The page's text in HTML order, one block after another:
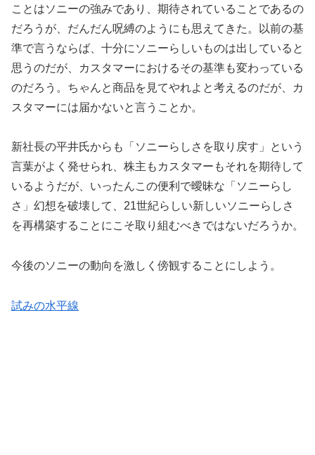
ことはソニーの強みであり、期待されていることであるの
だろうが、だんだん呪縛のようにも思えてきた。以前の基
準で言うならば、十分にソニーらしいものは出していると
思うのだが、カスタマーにおけるその基準も変わっている
のだろう。ちゃんと商品を見てやれよと考えるのだが、カ
スタマーには届かないと言うことか。
新社長の平井氏からも「ソニーらしさを取り戻す」という
言葉がよく発せられ、株主もカスタマーもそれを期待して
いるようだが、いったんこの便利で曖昧な「ソニーらし
さ」幻想を破壊して、21世紀らしい新しいソニーらしさ
を再構築することにこそ取り組むべきではないだろうか。
今後のソニーの動向を激しく傍観することにしよう。
試みの水平線